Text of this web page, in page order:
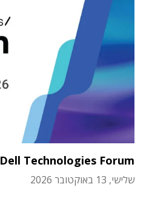
Dell Technologies Forum
שלישי, 13 באוקטובר 2026